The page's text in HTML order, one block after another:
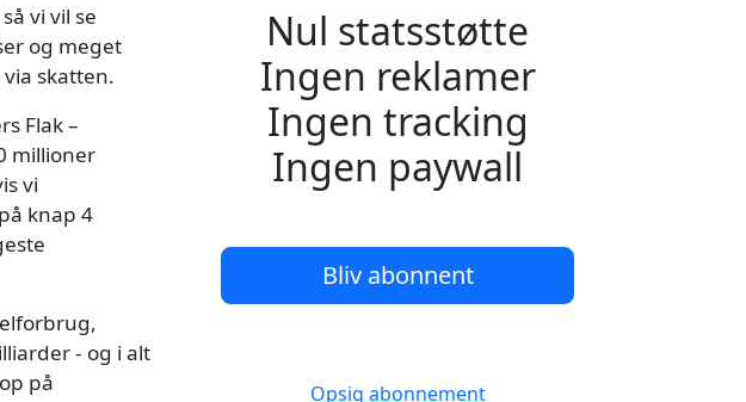
vi vil se
og meget
skatten.
Flak –
millioner
vi
knap 4
- og i alt
på
Nul statsstøtte
Ingen reklamer
Ingen tracking
Ingen paywall
Bliv abonnent
Opsig abonnement